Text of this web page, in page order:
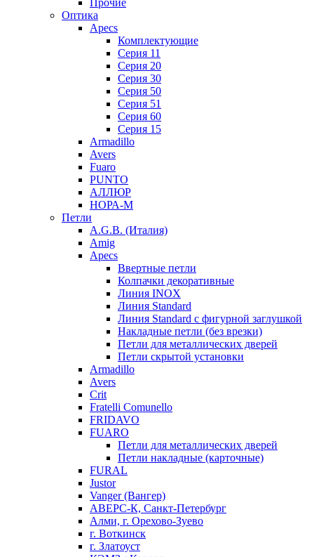
Прочие
Оптика
Apecs
Комплектующие
Серия 11
Серия 20
Серия 30
Серия 50
Серия 51
Серия 60
Серия 15
Armadillo
Avers
Fuaro
PUNTO
АЛЛЮР
НОРА-М
Петли
A.G.B. (Италия)
Amig
Apecs
Ввертные петли
Колпачки декоративные
Линия INOX
Линия Standard
Линия Standard с фигурной заглушкой
Накладные петли (без врезки)
Петли для металлических дверей
Петли скрытой установки
Armadillo
Avers
Crit
Fratelli Comunello
FRIDAVO
FUARO
Петли для металлических дверей
Петли накладные (карточные)
FURAL
Justor
Vanger (Вангер)
АВЕРС-К, Санкт-Петербург
Алми, г. Орехово-Зуево
г. Воткинск
г. Златоуст